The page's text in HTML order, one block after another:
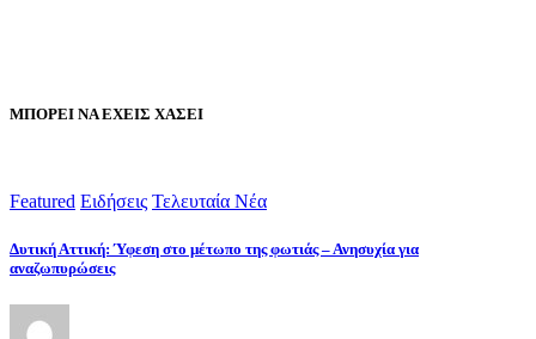
ΜΠΟΡΕΙ ΝΑ ΕΧΕΙΣ ΧΑΣΕΙ
Featured Ειδήσεις Τελευταία Νέα
Δυτική Αττική: Ύφεση στο μέτωπο της φωτιάς – Ανησυχία για
αναζωπυρώσεις